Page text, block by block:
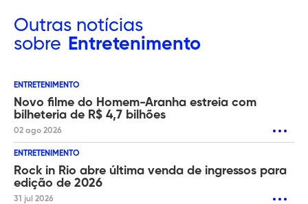
Outras notícias
sobre Entretenimento
ENTRETENIMENTO
Novo filme do Homem-Aranha estreia com
bilheteria de R$ 4,7 bilhões
02 ago 2026
ENTRETENIMENTO
Rock in Rio abre última venda de ingressos para
edição de 2026
31 jul 2026